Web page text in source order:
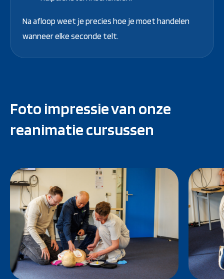
Na afloop weet je precies hoe je moet handelen
wanneer elke seconde telt.
Foto impressie van onze
reanimatie cursussen